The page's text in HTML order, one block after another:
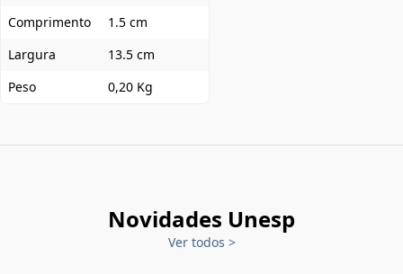
Comprimento
1.5 cm
Largura
13.5 cm
Peso
0,20 Kg
Novidades Unesp
Ver todos >